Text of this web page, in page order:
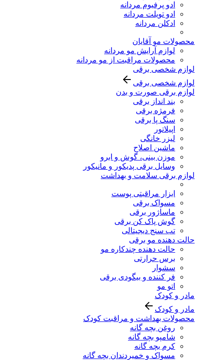
ادو پرفیوم مردانه
ادو تویلت مردانه
ادکلن مردانه
محصولات مو آقایان
لوازم آرایش مو مردانه
محصولات مراقبت از مو مردانه
لوازم شخصی برقی
لوازم شخصی برقی
لوازم برقی صورت و بدن
بند انداز برقی
فرمژه برقی
سنگ پا برقی
اپیلاتور
لیزر خانگی
ماشین اصلاح
موزن بینی، گوش و ابرو
وسایل برقی پدیکور و مانیکور
لوازم برقی سلامت و بهداشت
ابزار مراقبتی پوست
مسواک برقی
ماساژور برقی
گوش پاک کن برقی
تب سنج دیجیتالی
حالت دهنده مو برقی
حالت دهنده چندکاره مو
برس حرارتی
سشوار
فر کننده و بیگودی برقی
اتو مو
مادر و کودک
مادر و کودک
محصولات بهداشت و مراقبت کودک
روغن بچه گانه
شامپو بچه گانه
کرم بچه گانه
مسواک و خمیردندان بچه گانه